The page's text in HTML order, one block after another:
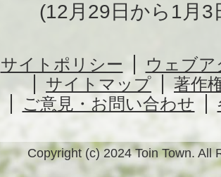
(12月29日から1月3
サイトポリシー
ウェブ
サイトマップ
著作
ご意見・お問い合わせ
Copyright (c) 2024 Toin Town. All